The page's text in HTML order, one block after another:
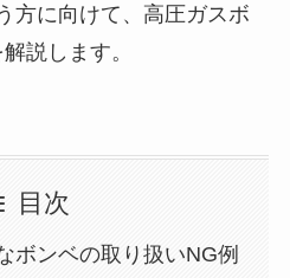
方に向けて、高圧ガスボ
説します。
目次
ボンベの取り扱いNG例